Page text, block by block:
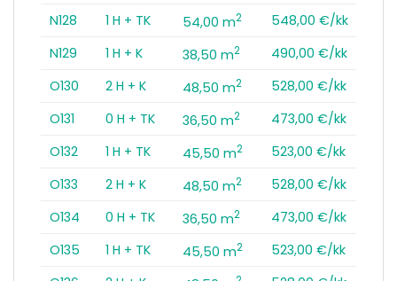
N128
1 H + TK 54,00 m2
548,00 €/kk
N129
1 H + K 38,50 m2
490,00 €/kk
O130
2 H + K 48,50 m2
528,00 €/kk
O131
0 H + TK 36,50 m2
473,00 €/kk
O132
1 H + TK 45,50 m2
523,00 €/kk
O133
2 H + K 48,50 m2
528,00 €/kk
O134
0 H + TK 36,50 m2
473,00 €/kk
O135
1 H + TK 45,50 m2
523,00 €/kk